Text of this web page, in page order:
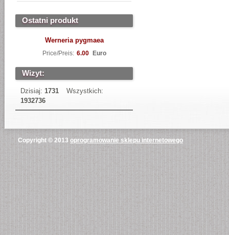
Ostatni produkt
Werneria pygmaea
Price/Preis: 6.00 Euro
Wizyt:
Dzisiaj: 1731
Wszystkich:
1932736
Copyright © 2013 oprogramowanie sklepu internetowego